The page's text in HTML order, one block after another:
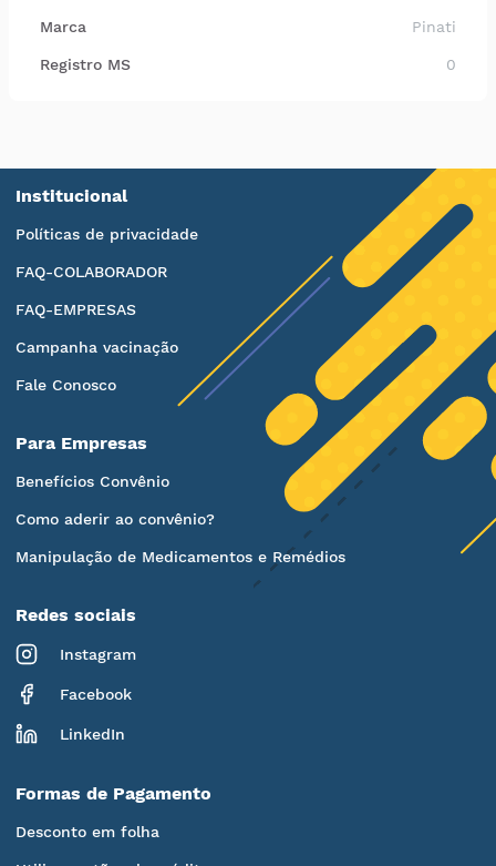
Marca Pinati
Registro MS 0
Institucional
Políticas de privacidade
FAQ-COLABORADOR
FAQ-EMPRESAS
Campanha vacinação
Fale Conosco
Para Empresas
Benefícios Convênio
Como aderir ao convênio?
Manipulação de Medicamentos e Remédios
Redes sociais
Instagram
Facebook
LinkedIn
Formas de Pagamento
Desconto em folha